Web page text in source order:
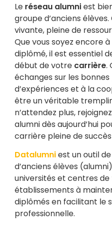
Le réseau alumniest
groupe d’anciens
vivante, pleine de
Que vous soyez encore
diplômé, il est essentiel
début de votre carrière.
échanges sur les
d’expériences et à la
être un véritable
n’attendez plus,
alumni dès aujourd’hui
carrière pleine de
Datalumniest un outil
d’anciens élèves
universités et centres
établissements à
diplômés en facilitant le
professionnelle.